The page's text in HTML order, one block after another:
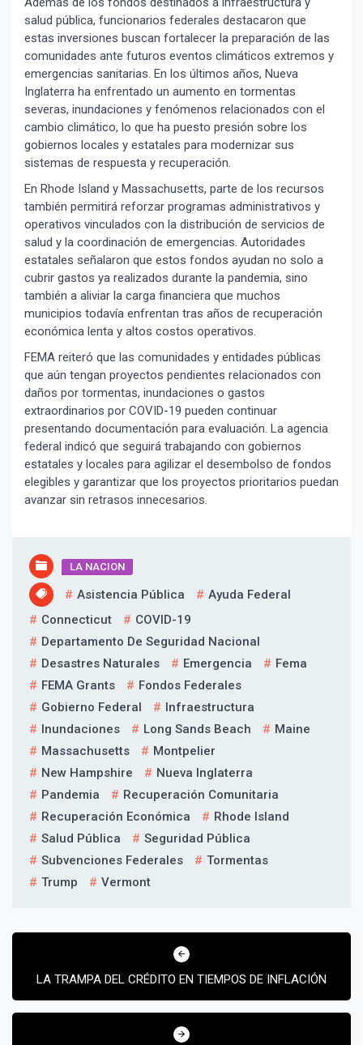
¡Suscríbete y Vive la
Suscribír
salud pública, funcionarios federales destacaron que
estas inversiones buscan fortalecer la preparación de las
comunidades ante futuros eventos climáticos extremos y
emergencias sanitarias. En los últimos años, Nueva
Inglaterra ha enfrentado un aumento en tormentas
severas, inundaciones y fenómenos relacionados con el
cambio climático, lo que ha puesto presión sobre los
gobiernos locales y estatales para modernizar sus
sistemas de respuesta y recuperación.
En Rhode Island y Massachusetts, parte de los recursos
también permitirá reforzar programas administrativos y
operativos vinculados con la distribución de servicios de
salud y la coordinación de emergencias. Autoridades
estatales señalaron que estos fondos ayudan no solo a
cubrir gastos ya realizados durante la pandemia, sino
también a aliviar la carga financiera que muchos
municipios todavía enfrentan tras años de recuperación
económica lenta y altos costos operativos.
FEMA reiteró que las comunidades y entidades públicas
que aún tengan proyectos pendientes relacionados con
daños por tormentas, inundaciones o gastos
extraordinarios por COVID-19 pueden continuar
presentando documentación para evaluación. La agencia
federal indicó que seguirá trabajando con gobiernos
estatales y locales para agilizar el desembolso de fondos
elegibles y garantizar que los proyectos prioritarios puedan
avanzar sin retrasos innecesarios.
LA NACION
Asistencia Pública
Ayuda Federal
Connecticut
COVID-19
Departamento De Seguridad Nacional
Desastres Naturales
Emergencia
Fema
FEMA Grants
Fondos Federales
Gobierno Federal
Infraestructura
Inundaciones
Long Sands Beach
Maine
Massachusetts
Montpelier
New Hampshire
Nueva Inglaterra
Pandemia
Recuperación Comunitaria
Recuperación Económica
Rhode Island
Salud Pública
Seguridad Pública
Subvenciones Federales
Tormentas
Trump
Vermont
Navegación
entradas
LA TRAMPA DEL CRÉDITO EN TIEMPOS DE INFLACIÓN